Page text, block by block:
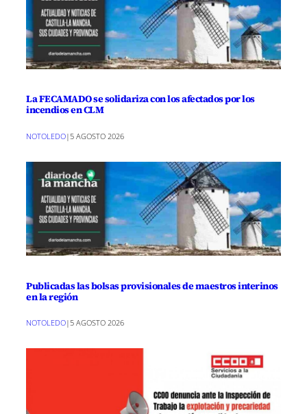
La FECAMADO se solidariza con los afectados por los
incendios en CLM
NOTOLEDO|5 AGOSTO 2026
Publicadas las bolsas provisionales de maestros interinos
en la región
NOTOLEDO|5 AGOSTO 2026